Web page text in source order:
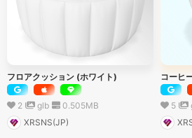
フロアクッション (ホワイト)
2 glb 0.505MB
XRSNS(JP)
コーヒ
5